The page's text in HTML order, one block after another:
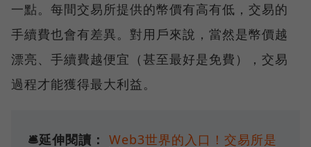
一點。每間交易所提供的幣價有高有低，交易的
手續費也會有差異。對用戶來說，當然是幣價越
漂亮、手續費越便宜（甚至最好是免費），交易
過程才能獲得最大利益。
🛎️延伸閱讀： Web3世界的入口！交易所是